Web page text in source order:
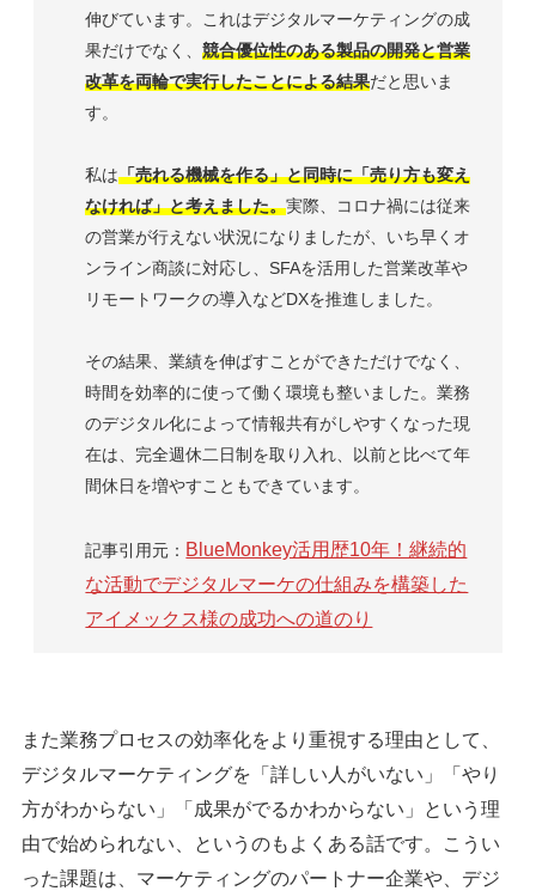
伸びています。これはデジタルマーケティングの成
果だけでなく、競合優位性のある製品の開発と営業
改革を両輪で実行したことによる結果だと思いま
す。
私は「売れる機械を作る」と同時に「売り方も変え
なければ」と考えました。実際、コロナ禍には従来
の営業が行えない状況になりましたが、いち早くオ
ンライン商談に対応し、SFAを活用した営業改革や
リモートワークの導入などDXを推進しました。
その結果、業績を伸ばすことができただけでなく、
時間を効率的に使って働く環境も整いました。業務
のデジタル化によって情報共有がしやすくなった現
在は、完全週休二日制を取り入れ、以前と比べて年
間休日を増やすこともできています。
記事引用元： BlueMonkey活用歴10年！継続的
な活動でデジタルマーケの仕組みを構築した
アイメックス様の成功への道のり
また業務プロセスの効率化をより重視する理由として、
デジタルマーケティングを「詳しい人がいない」「やり
方がわからない」「成果がでるかわからない」という理
由で始められない、というのもよくある話です。こうい
った課題は、マーケティングのパートナー企業や、デジ